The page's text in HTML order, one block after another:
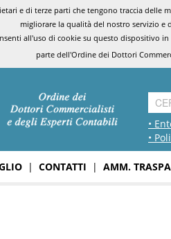
e di terze parti che tengono traccia
migliorare la qualità del nostro servizio e
all'uso di cookie su questo dispositivo
parte dell'Ordine dei Dottori
•
•
| CONTATTI | AMM.